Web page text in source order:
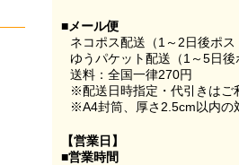
■メール便
ネコポス配送（1～2日後ポ
ゆうパケット配送（1～5日
送料：全国一律270円
※配送日時指定・代引きはご
※A4封筒、厚さ2.5cm以内の
【営業日】
■営業時間